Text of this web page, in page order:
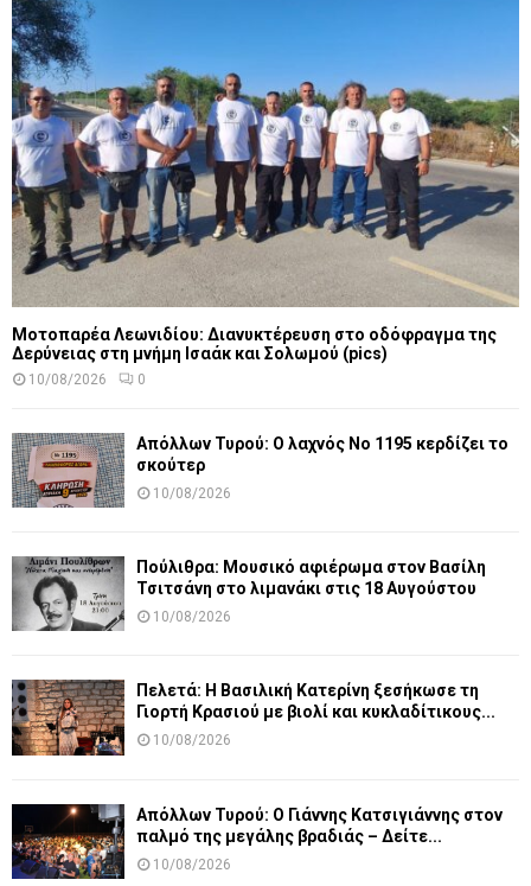
Μοτοπαρέα Λεωνιδίου: Διανυκτέρευση στο οδόφραγμα της
Δερύνειας στη μνήμη Ισαάκ και Σολωμού (pics)
10/08/2026 0
Απόλλων Τυρού: Ο λαχνός Νο 1195 κερδίζει το
σκούτερ
10/08/2026
Πούλιθρα: Μουσικό αφιέρωμα στον Βασίλη
Τσιτσάνη στο λιμανάκι στις 18 Αυγούστου
10/08/2026
Πελετά: Η Βασιλική Κατερίνη ξεσήκωσε τη
Γιορτή Κρασιού με βιολί και κυκλαδίτικους...
10/08/2026
Απόλλων Τυρού: Ο Γιάννης Κατσιγιάννης στον
παλμό της μεγάλης βραδιάς – Δείτε...
10/08/2026